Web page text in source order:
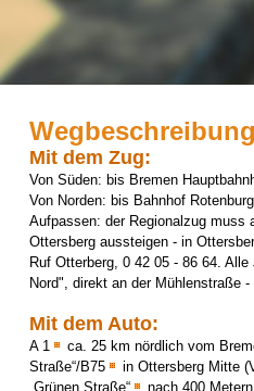
Mit dem Zug:
Von Süden: bis Bremen
Von Norden: bis Bahnhof
Aufpassen: der Regionalzug muss
Ottersberg aussteigen - in
Ruf Otterberg, 0 42 05 - 86 64.
Nord", direkt an der Mühlenstraße
Mit dem Auto:
A 1
ca. 25 km nördlich vom
Straße“/B75
in Ottersberg Mitte
„Grünen Straße“
nach 400